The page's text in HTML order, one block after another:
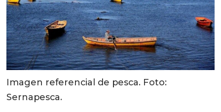
Imagen referencial de pesca. Foto:
Sernapesca.